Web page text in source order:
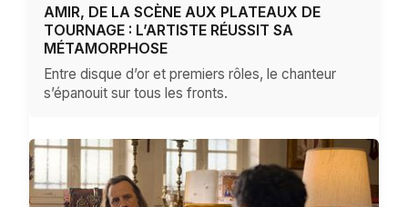
AMIR, DE LA SCÈNE AUX PLATEAUX DE
TOURNAGE : L’ARTISTE RÉUSSIT SA
MÉTAMORPHOSE
Entre disque d’or et premiers rôles, le chanteur
s’épanouit sur tous les fronts.